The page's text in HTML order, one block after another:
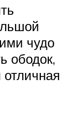
чудо
ободок,
отличная